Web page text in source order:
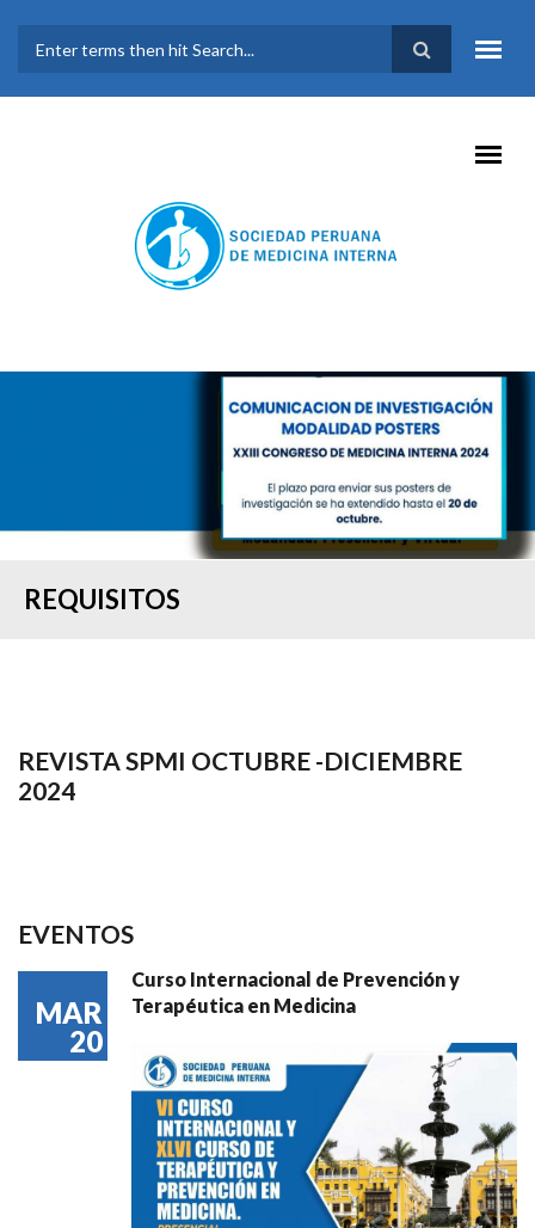
FORMULARIO DE
BÚSQUEDA
REQUISITOS
REVISTA SPMI OCTUBRE -DICIEMBRE
2024
EVENTOS
MAR
20
Curso Internacional de Prevención y
Terapéutica en Medicina